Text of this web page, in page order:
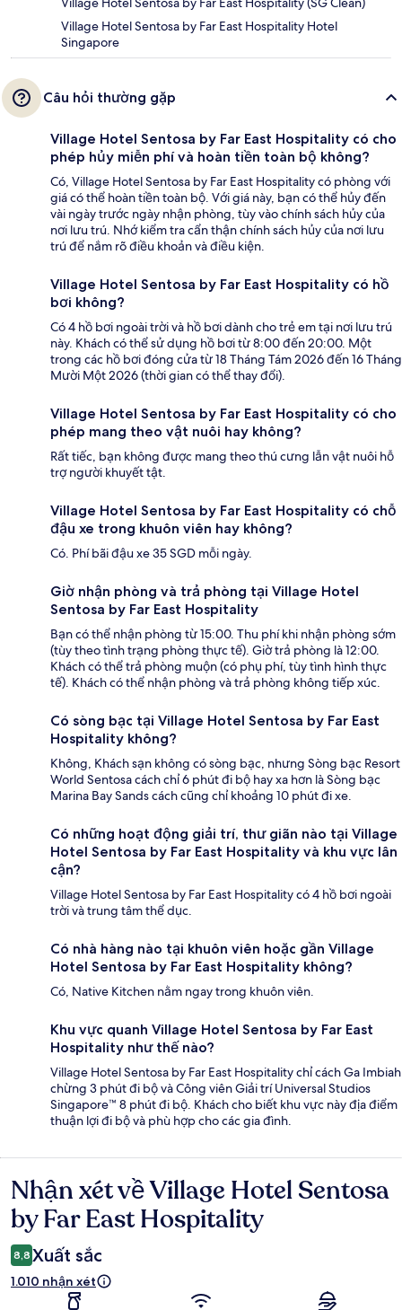
Village Hotel Sentosa by Far East Hospitality Hotel
Singapore
Câu hỏi thường gặp
Village Hotel Sentosa by Far East Hospitality có cho
phép hủy miễn phí và hoàn tiền toàn bộ không?
Có, Village Hotel Sentosa by Far East Hospitality có phòng với
giá có thể hoàn tiền toàn bộ. Với giá này, bạn có thể hủy đến
vài ngày trước ngày nhận phòng, tùy vào chính sách hủy của
nơi lưu trú. Nhớ kiểm tra cẩn thận chính sách hủy của nơi lưu
trú để nắm rõ điều khoản và điều kiện.
Village Hotel Sentosa by Far East Hospitality có hồ
bơi không?
Có 4 hồ bơi ngoài trời và hồ bơi dành cho trẻ em tại nơi lưu trú
này. Khách có thể sử dụng hồ bơi từ 8:00 đến 20:00. Một
trong các hồ bơi đóng cửa từ 18 Tháng Tám 2026 đến 16 Tháng
Mười Một 2026 (thời gian có thể thay đổi).
Village Hotel Sentosa by Far East Hospitality có cho
phép mang theo vật nuôi hay không?
Rất tiếc, bạn không được mang theo thú cưng lẫn vật nuôi hỗ
trợ người khuyết tật.
Village Hotel Sentosa by Far East Hospitality có chỗ
đậu xe trong khuôn viên hay không?
Có. Phí bãi đậu xe 35 SGD mỗi ngày.
Giờ nhận phòng và trả phòng tại Village Hotel
Sentosa by Far East Hospitality
Bạn có thể nhận phòng từ 15:00. Thu phí khi nhận phòng sớm
(tùy theo tình trạng phòng thực tế). Giờ trả phòng là 12:00.
Khách có thể trả phòng muộn (có phụ phí, tùy tình hình thực
tế). Khách có thể nhận phòng và trả phòng không tiếp xúc.
Có sòng bạc tại Village Hotel Sentosa by Far East
Hospitality không?
Không, Khách sạn không có sòng bạc, nhưng Sòng bạc Resort
World Sentosa cách chỉ 6 phút đi bộ hay xa hơn là Sòng bạc
Marina Bay Sands cách cũng chỉ khoảng 10 phút đi xe.
Có những hoạt động giải trí, thư giãn nào tại Village
Hotel Sentosa by Far East Hospitality và khu vực lân
cận?
Village Hotel Sentosa by Far East Hospitality có 4 hồ bơi ngoài
trời và trung tâm thể dục.
Có nhà hàng nào tại khuôn viên hoặc gần Village
Hotel Sentosa by Far East Hospitality không?
Có, Native Kitchen nằm ngay trong khuôn viên.
Khu vực quanh Village Hotel Sentosa by Far East
Hospitality như thế nào?
Village Hotel Sentosa by Far East Hospitality chỉ cách Ga Imbiah
chừng 3 phút đi bộ và Công viên Giải trí Universal Studios
Singapore™ 8 phút đi bộ. Khách cho biết khu vực này địa điểm
thuận lợi đi bộ và phù hợp cho các gia đình.
Nhận
xét
Nhận xét về Village Hotel Sentosa
by Far East Hospitality
8,8 Xuất sắc
1.010 nhận xét